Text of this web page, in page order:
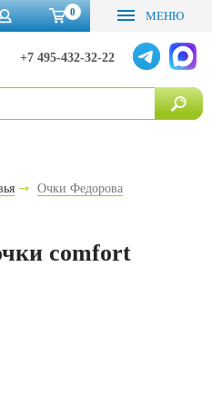
0 МЕНЮ
+7 495-432-32-22
Очки Федорова
comfort